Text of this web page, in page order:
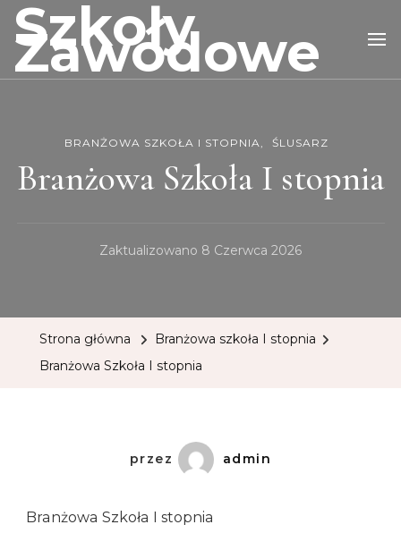
Szkoły
Zawodowe
BRANŻOWA SZKOŁA I STOPNIA ŚLUSARZ
Branżowa Szkoła I stopnia
Zaktualizowano 8 Czerwca 2026
Strona główna
Branżowa szkoła I stopnia
Branżowa Szkoła I stopnia
przez admin
Branżowa Szkoła I stopnia